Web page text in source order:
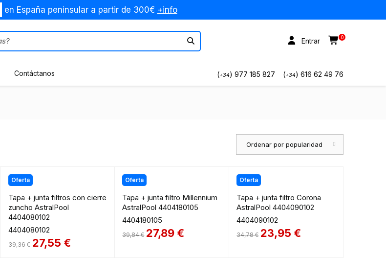
en España peninsular a partir de 300€ +info
0
Entrar
Contáctanos (+34) 977 185 827 (+34) 616 62 49 76
Ordenar por popularidad
Oferta
Tapa + junta filtros con cierre
zuncho AstralPool
4404080102
4404080102
39,36€ 27,55 €
Oferta
Tapa + junta filtro Millennium
AstralPool 4404180105
4404180105
39,84€ 27,89 €
Oferta
Tapa + junta filtro Corona
AstralPool 4404090102
4404090102
34,78€ 23,95 €